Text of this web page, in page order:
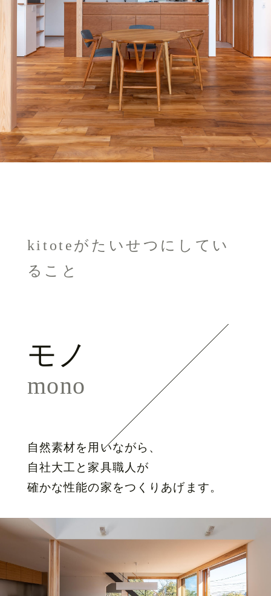
kitoteがたいせつにしてい
ること
モノ
mono
自然素材を用いながら、
自社大工と家具職人が
確かな性能の家をつくりあげます。